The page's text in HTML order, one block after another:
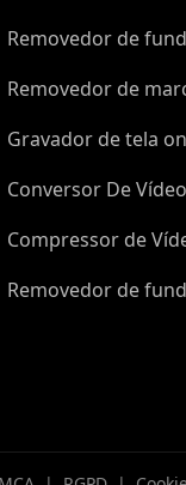
Removedor de
Removedor de
Gravador de tela
Conversor De
Compressor de
Removedor de